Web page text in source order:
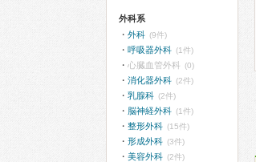
外科系
外科 (9件)
呼吸器外科 (1件)
心臓血管外科 (0)
消化器外科 (2件)
乳腺科 (2件)
脳神経外科 (1件)
整形外科 (15件)
形成外科 (3件)
美容外科 (2件)